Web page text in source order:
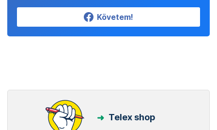
Követem!
Telex shop